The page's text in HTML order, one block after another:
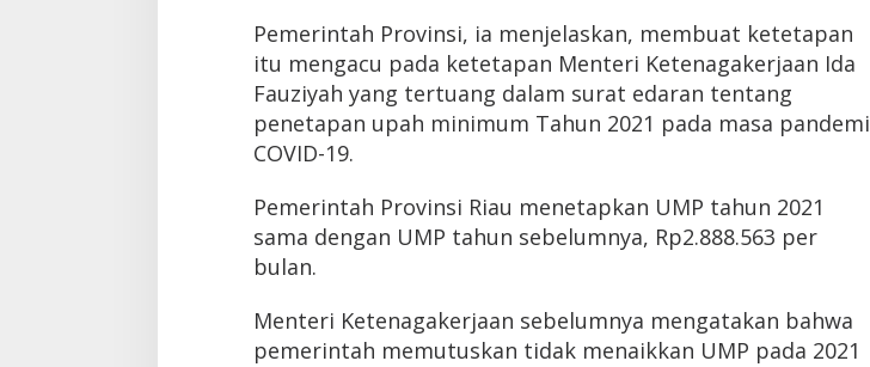
Pemerintah Provinsi, ia menjelaskan, membuat ketetapan
itu mengacu pada ketetapan Menteri Ketenagakerjaan Ida
Fauziyah yang tertuang dalam surat edaran tentang
penetapan upah minimum Tahun 2021 pada masa pandemi
COVID-19.
Pemerintah Provinsi Riau menetapkan UMP tahun 2021
sama dengan UMP tahun sebelumnya, Rp2.888.563 per
bulan.
Menteri Ketenagakerjaan sebelumnya mengatakan bahwa
pemerintah memutuskan tidak menaikkan UMP pada 2021